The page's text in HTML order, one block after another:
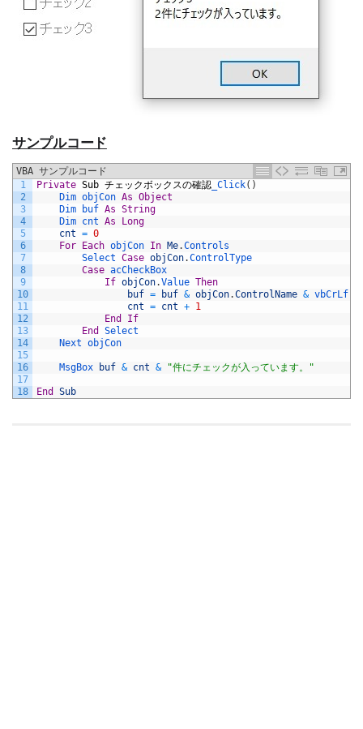
サンプルコード
VBA サンプルコード
1
2
3
4
5
6
7
8
9
10
11
12
13
14
15
16
17
18
Private Sub チェックボックスの確認 _Click( )
Dim objCon As Object
Dim
buf As String
Dim cnt As
Long
cnt = 0
For
Each objCon In Me.Controls
Select Case objCon.ControlType
Case acCheckBox
If objCon.Value Then
buf = buf & objCon.ControlName & vbCrLf
cnt = cnt + 1
End
If
End
Select
Next objCon
MsgBox buf & cnt & "件にチェックが入っています。"
End Sub